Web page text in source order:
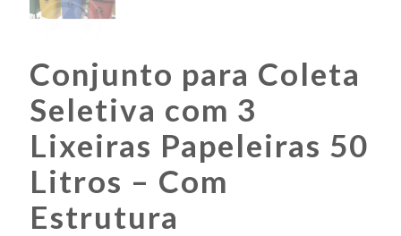
Conjunto para Coleta
Seletiva com 3
Lixeiras Papeleiras 50
Litros – Com
Estrutura